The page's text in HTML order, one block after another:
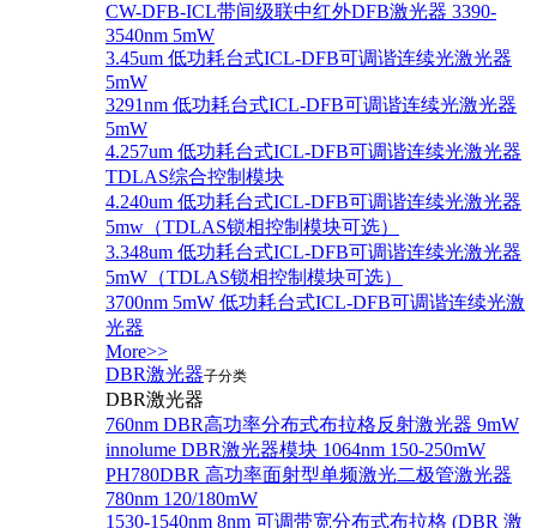
CW-DFB-ICL带间级联中红外DFB激光器 3390-
3540nm 5mW
3.45um 低功耗台式ICL-DFB可调谐连续光激光器
5mW
3291nm 低功耗台式ICL-DFB可调谐连续光激光器
5mW
4.257um 低功耗台式ICL-DFB可调谐连续光激光器
TDLAS综合控制模块
4.240um 低功耗台式ICL-DFB可调谐连续光激光器
5mw（TDLAS锁相控制模块可选）
3.348um 低功耗台式ICL-DFB可调谐连续光激光器
5mW（TDLAS锁相控制模块可选）
3700nm 5mW 低功耗台式ICL-DFB可调谐连续光激
光器
More>>
DBR激光器子分类
DBR激光器
760nm DBR高功率分布式布拉格反射激光器 9mW
innolume DBR激光器模块 1064nm 150-250mW
PH780DBR 高功率面射型单频激光二极管激光器
780nm 120/180mW
1530-1540nm 8nm 可调带宽分布式布拉格 (DBR 激